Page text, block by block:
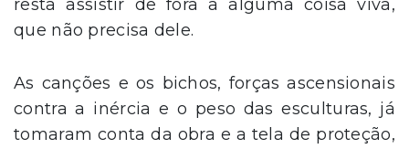
resta assistir de fora a alguma coisa viva,
que não precisa dele.
As canções e os bichos, forças ascensionais
contra a inércia e o peso das esculturas, já
tomaram conta da obra e a tela de proteção,